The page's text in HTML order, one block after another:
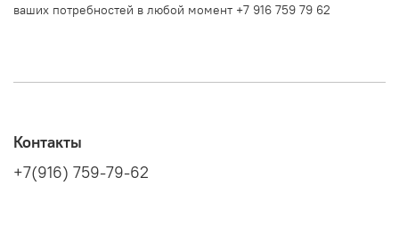
ваших потребностей в любой момент +7 916 759 79 62
Контакты
+7(916) 759-79-62